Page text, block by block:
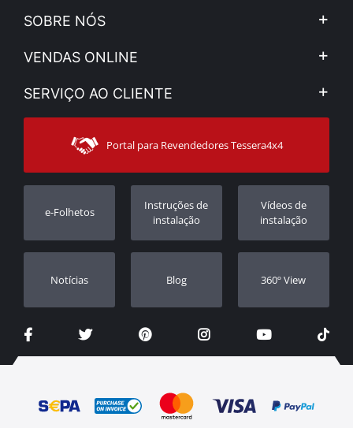
SOBRE NÓS
A Companhia
Notícias
Sitemap
VENDAS ONLINE
Minha Conta
Modos de Enviο
SERVIÇO AO CLIENTE
Contacto
Apoio ao cliente
Rastrear ordem
Revendedores
Portal para Revendedores Tessera4x4
e-Folhetos
Instruções de
instalação
Vídeos de
instalação
Notícias Blog 360º View